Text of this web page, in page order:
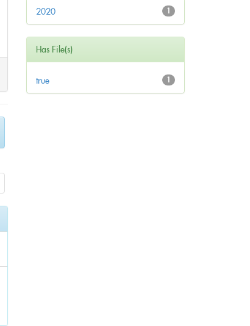
1
2020
Has File(s)
1
true